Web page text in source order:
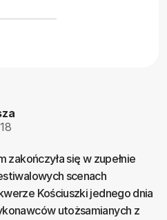
zakończyła się w zupełnie
scenach
Kościuszki jednego dnia
utożsamianych z